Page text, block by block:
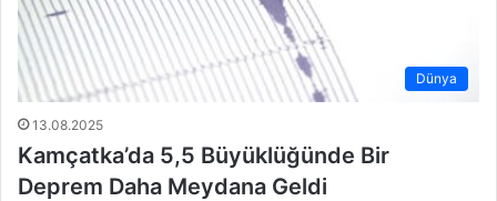
Dünya
13.08.2025
Kamçatka’da 5,5 Büyüklüğünde Bir
Deprem Daha Meydana Geldi